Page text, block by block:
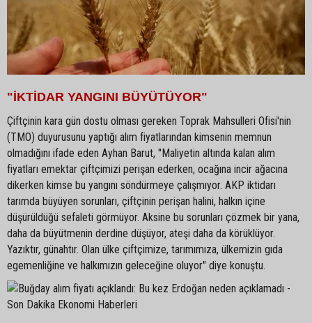
"İKTİDAR YANGINI BÜYÜTÜYOR"
Çiftçinin kara gün dostu olması gereken Toprak Mahsulleri Ofisi'nin
(TMO) duyurusunu yaptığı alım fiyatlarından kimsenin memnun
olmadığını ifade eden Ayhan Barut, "Maliyetin altında kalan alım
fiyatları emektar çiftçimizi perişan ederken, ocağına incir ağacına
dikerken kimse bu yangını söndürmeye çalışmıyor. AKP iktidarı
tarımda büyüyen sorunları, çiftçinin perişan halini, halkın içine
düşürüldüğü sefaleti görmüyor. Aksine bu sorunları çözmek bir yana,
daha da büyütmenin derdine düşüyor, ateşi daha da körüklüyor.
Yazıktır, günahtır. Olan ülke çiftçimize, tarımımıza, ülkemizin gıda
egemenliğine ve halkımızın geleceğine oluyor" diye konuştu.